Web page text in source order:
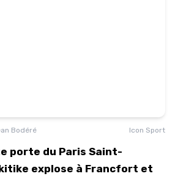
Bodéré Icon Sport
porte du Paris Saint-
explose à Francfort et